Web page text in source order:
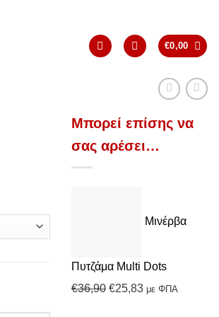
€0,00
Μπορεί επίσης να
σας αρέσει…
Μινέρβα
Πυτζάμα Multi Dots
€36,90 Original
€25,83Ημε ΦΠΑ